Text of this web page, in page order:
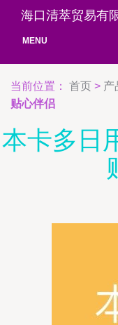
海口清萃贸易有
MENU
当前位置： 首页 > 产
贴心伴侣
本卡多日